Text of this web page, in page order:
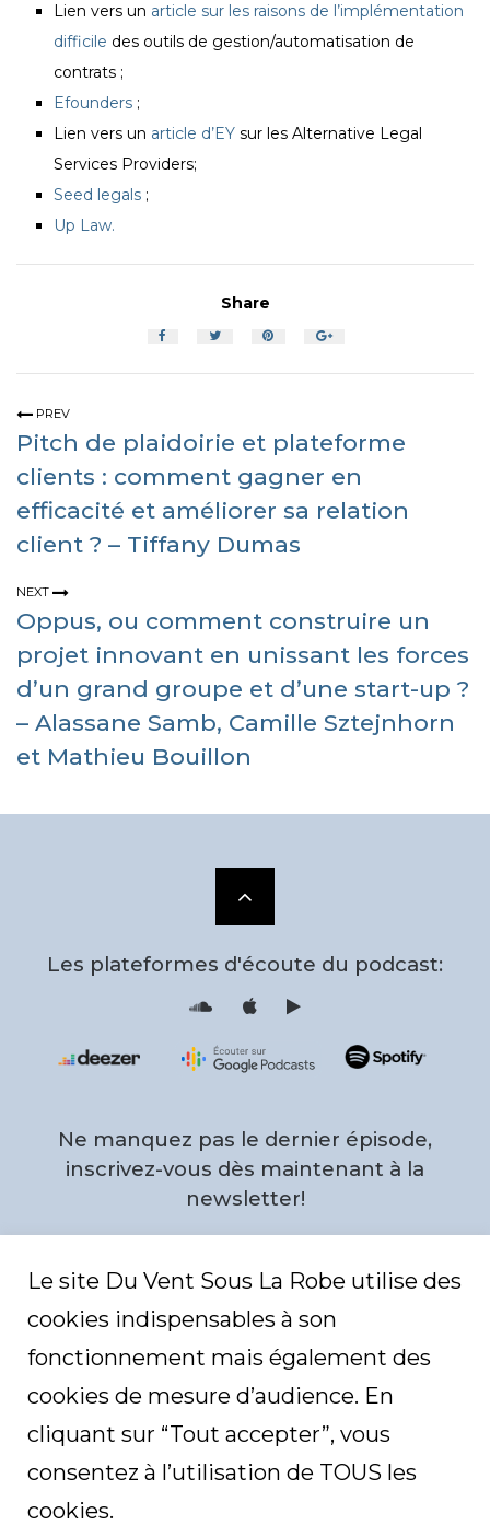
Lien vers un article sur les raisons de l’implémentation
difficile des outils de gestion/automatisation de
contrats ;
Efounders;
Lien vers un article d’EYsur les Alternative Legal
Services Providers;
Seed legals ;
Up Law.
Share
PREV
Pitch de plaidoirie et plateforme
clients : comment gagner en
efficacité et améliorer sa relation
client ? – Tiffany Dumas
NEXT
Oppus, ou comment construire un
projet innovant en unissant les forces
d’un grand groupe et d’une start-up ?
– Alassane Samb, Camille Sztejnhorn
et Mathieu Bouillon
Scroll
to
the
top
Les plateformes d'écoute du podcast:
S
n
d
c
P
r
o
l
i
T
n
e
s
Ne manquez pas le dernier épisode,
inscrivez-vous dès maintenant à la
newsletter!
A
T
C
A
Le site Du Vent Sous La Robe utilise des
cookies indispensables à son
fonctionnement mais également des
cookies de mesure d’audience. En
cliquant sur “Tout accepter”, vous
consentez à l’utilisation de TOUS les
cookies.